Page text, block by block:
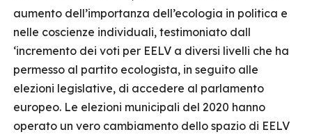
aumento dell’importanza dell’ecologia in politica e
nelle coscienze individuali, testimoniato dall
‘incremento dei voti per EELV a diversi livelli che ha
permesso al partito ecologista, in seguito alle
elezioni legislative, di accedere al parlamento
europeo. Le elezioni municipali del 2020 hanno
operato un vero cambiamento dello spazio di EELV